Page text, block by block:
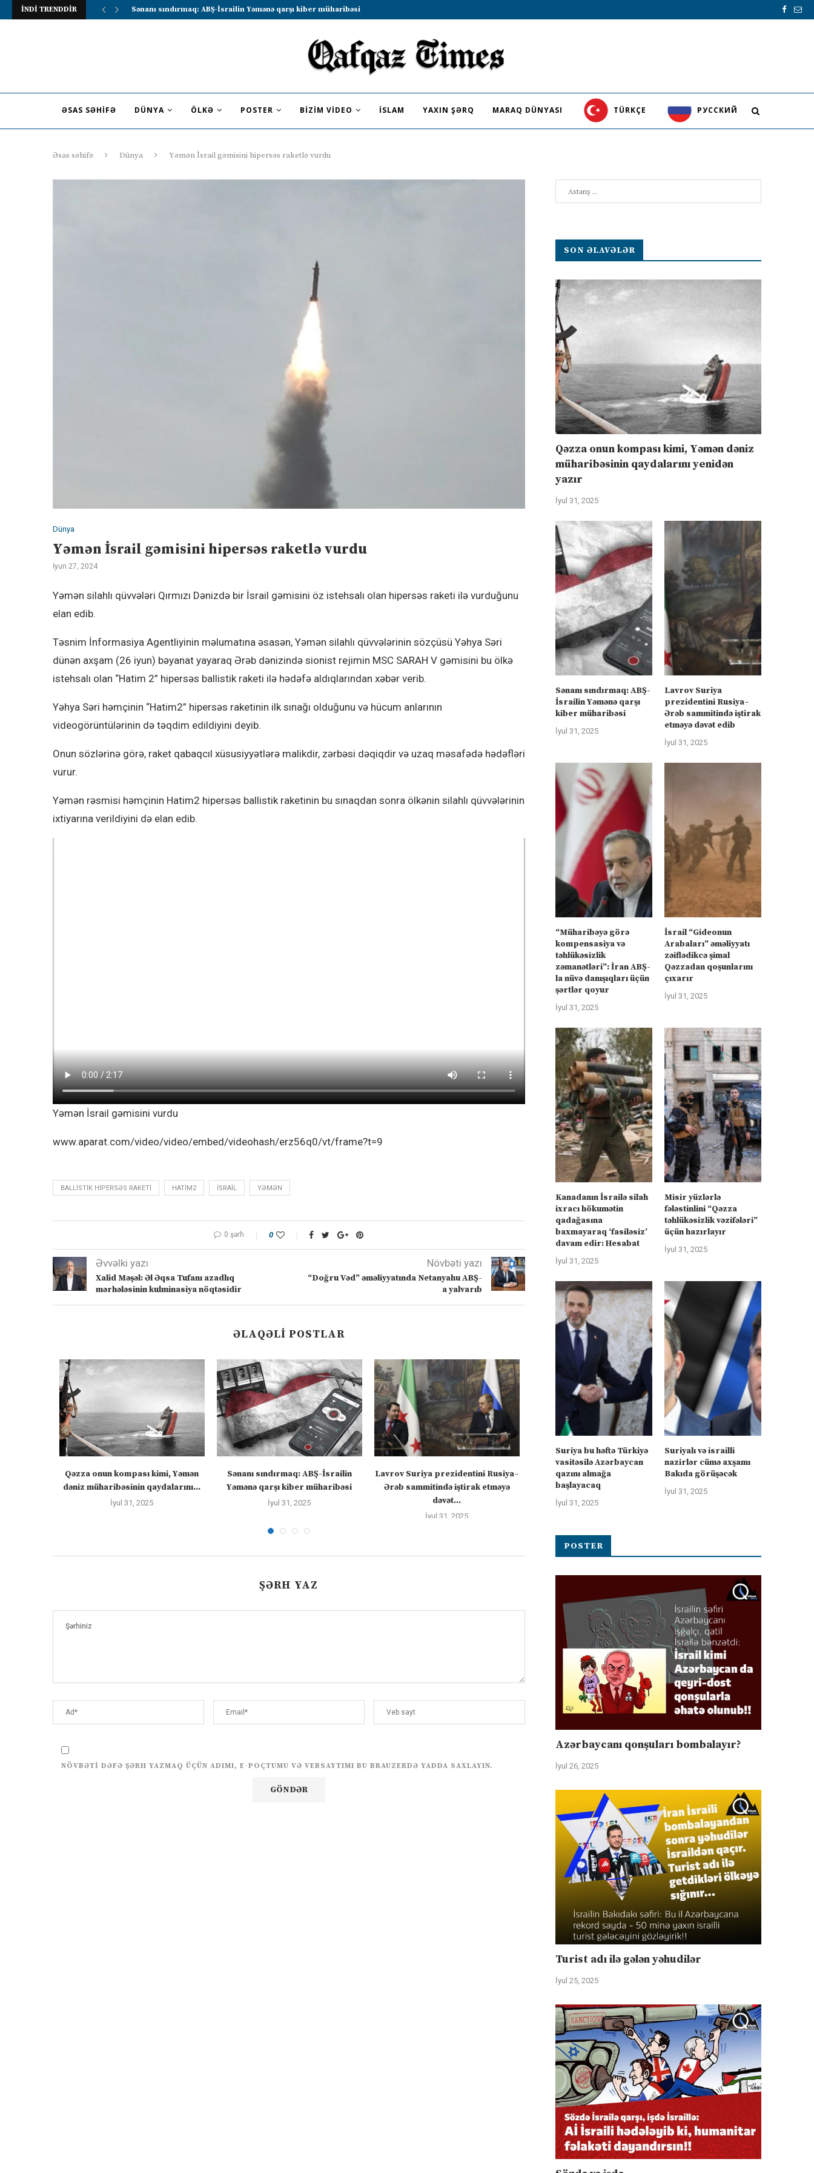
İNDİ TRENDDİR Lavrov Suriya prezidentini Rusiya–Ərəb sammitində iştirak etməyə dəvət...
ƏSAS SƏHIFƏ DÜNYA ÖLKƏ POSTER BIZIM VIDEO İSLAM YAXIN ŞƏRQ MARAQ DÜNYASI TÜRKÇE PУССКИЙ
Əsas səhifə Dünya Yəmən İsrail gəmisini hipersəs raketlə vurdu
Dünya
Yəmən İsrail gəmisini hipersəs raketlə vurdu
İyun 27, 2024
Yəmən silahlı qüvvələri Qırmızı Dənizdə bir İsrail gəmisini öz istehsalı olan hipersəs raketi ilə vurduğunu
elan edib.
Təsnim İnformasiya Agentliyinin məlumatına əsasən, Yəmən silahlı qüvvələrinin sözçüsü Yəhya Səri
dünən axşam (26 iyun) bəyanat yayaraq Ərəb dənizində sionist rejimin MSC SARAH V gəmisini bu ölkə
istehsalı olan “Hatim 2” hipersəs ballistik raketi ilə hədəfə aldıqlarından xəbər verib.
Yəhya Səri həmçinin “Hatim2” hipersəs raketinin ilk sınağı olduğunu və hücum anlarının
videogörüntülərinin də təqdim edildiyini deyib.
Onun sözlərinə görə, raket qabaqcıl xüsusiyyətlərə malikdir, zərbəsi dəqiqdir və uzaq məsafədə hədəfləri
vurur.
Yəmən rəsmisi həmçinin Hatim2 hipersəs ballistik raketinin bu sınaqdan sonra ölkənin silahlı qüvvələrinin
ixtiyarına verildiyini də elan edib.
Yəmən İsrail gəmisini vurdu
www.aparat.com/video/video/embed/videohash/erz56q0/vt/frame?t=9
BALLISTIK HIPERSƏS RAKETI HATIM2 ISRAIL YƏMƏN
0 şərh 0
Əvvəlki yazı
Xalid Məşəl: Əl Əqsa Tufanı azadlıq
mərhələsinin kulminasiya nöqtəsidir
Növbəti yazı
“Doğru Vəd” əməliyyatında Netanyahu ABŞ-
a yalvarıb
ƏLAQƏLI POSTLAR
Qəzza onun kompası kimi, Yəmən
dəniz müharibəsinin qaydalarını...
İyul 31, 2025
Sənanı sındırmaq: ABŞ-İsrailin
Yəmənə qarşı kiber müharibəsi
İyul 31, 2025
Lavrov Suriya prezidentini Rusiya–
Ərəb sammitində iştirak etməyə
dəvət...
İyul 31, 2025
“Müharibəyə görə kompensasiya və
təhlükəsizlik zəmanətləri”: İran
ABŞ-la...
Kanadanın İsrailə silah
hökumətin qadağasına
ŞƏRH YAZ
NÖVBƏTI DƏFƏ ŞƏRH YAZMAQ ÜÇÜN ADIMI, E-POÇTUMU VƏ VEBSAYTIMI BU BRAUZERDƏ YADDA SAXLAYIN.
SON ƏLAVƏLƏR
Qəzza onun kompası kimi, Yəmən dəniz
müharibəsinin qaydalarını yenidən
yazır
İyul 31, 2025
Sənanı sındırmaq: ABŞ-
İsrailin Yəmənə qarşı
kiber müharibəsi
İyul 31, 2025
Lavrov Suriya
prezidentini Rusiya–
Ərəb sammitində iştirak
etməyə dəvət edib
İyul 31, 2025
“Müharibəyə görə
kompensasiya və
təhlükəsizlik
zəmanətləri”: İran ABŞ-
la nüvə danışıqları üçün
şərtlər qoyur
İyul 31, 2025
İsrail “Gideonun
Arabaları” əməliyyatı
zəiflədikcə şimal
Qəzzadan qoşunlarını
çıxarır
İyul 31, 2025
Kanadanın İsrailə silah
ixracı hökumətin
qadağasına
baxmayaraq ‘fasiləsiz’
davam edir: Hesabat
İyul 31, 2025
Misir yüzlərlə
fələstinlini “Qəzza
təhlükəsizlik vəzifələri”
üçün hazırlayır
İyul 31, 2025
Suriya bu həftə Türkiyə
vasitəsilə Azərbaycan
qazını almağa
başlayacaq
İyul 31, 2025
Suriyalı və israilli
nazirlər cümə axşamı
Bakıda görüşəcək
İyul 31, 2025
POSTER
Azərbaycanı qonşuları bombalayır?
İyul 26, 2025
Turist adı ilə gələn yəhudilər
İyul 25, 2025